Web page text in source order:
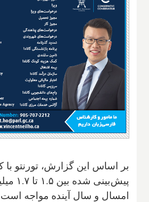
بر اساس این گزارش، تورنتو با
امسال و سال آینده مواجه